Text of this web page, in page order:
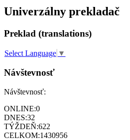
Univerzálny prekladač
Preklad (translations)
Select Language ▼
Návštevnosť
Návštevnosť:
ONLINE:0
DNES:32
TÝŽDEŇ:622
CELKOM:1430956